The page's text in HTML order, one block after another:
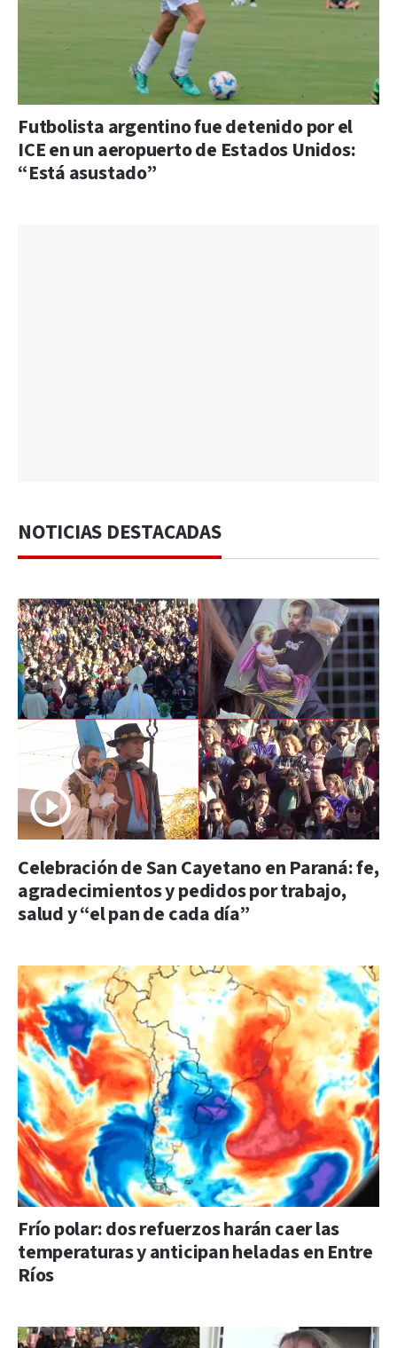
Futbolista argentino fue detenido por el
ICE en un aeropuerto de Estados Unidos:
“Está asustado”
NOTICIAS DESTACADAS
Celebración de San Cayetano en Paraná: fe,
agradecimientos y pedidos por trabajo,
salud y “el pan de cada día”
Frío polar: dos refuerzos harán caer las
temperaturas y anticipan heladas en Entre
Ríos